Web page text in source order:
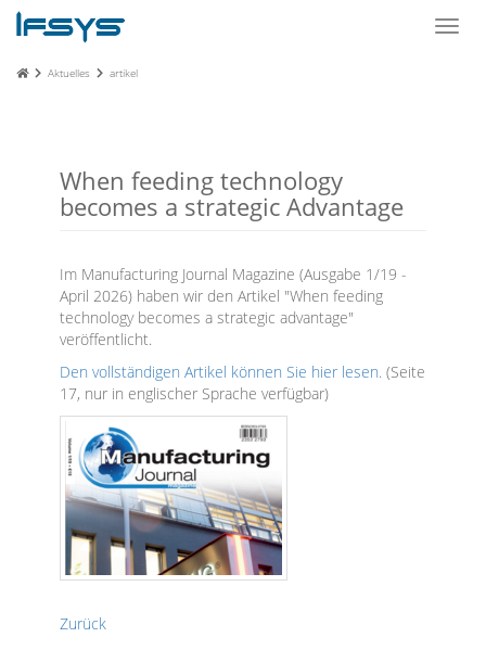
Aktuelles artikel
When feeding technology
becomes a strategic Advantage
Im Manufacturing Journal Magazine (Ausgabe 1/19 -
April 2026) haben wir den Artikel "When feeding
technology becomes a strategic advantage"
veröffentlicht.
Den vollständigen Artikel können Sie hier lesen. (Seite
17, nur in englischer Sprache verfügbar)
Zurück